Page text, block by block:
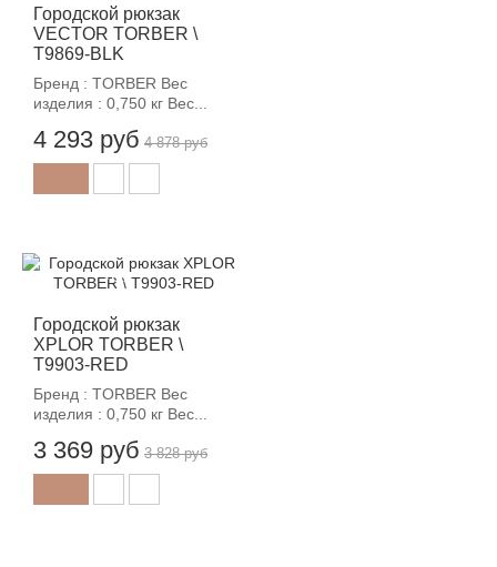
Городской рюкзак
VECTOR TORBER \
T9869-BLK
Бренд : TORBER Вес
изделия : 0,750 кг Вес...
4 293 руб 4 878 руб
Городской рюкзак
XPLOR TORBER \
T9903-RED
Бренд : TORBER Вес
изделия : 0,750 кг Вес...
3 369 руб
-12%
3 828 руб